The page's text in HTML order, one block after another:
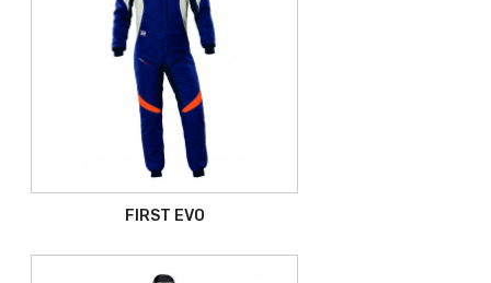
FIRST EVO